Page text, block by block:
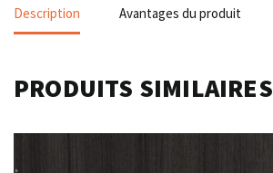
Description Avantages du produit
PRODUITS SIMILAIRES